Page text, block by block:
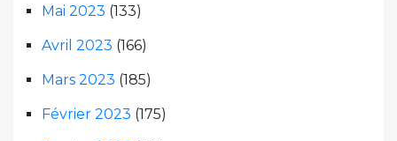
Mai 2023 (133)
Avril 2023 (166)
Mars 2023 (185)
Février 2023 (175)